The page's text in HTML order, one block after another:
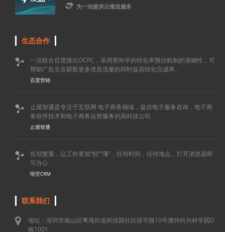
 为一洽提供云推送服务
生态合作

一洽联合百度推出OCPC，采用更科学的转化率预估机制的准确性，可
帮助广告主在获取更多优质流量的同时提高转化完成率。
百度营销

止观智通是专注于互联网 电子商务领域，提供电子服务咨询，电子商
务软件技术和电子商务运营服务的高科技公司
止观智通

告别繁重，让工作更加“轻”“薄”，任何时间，任何地点，打开浏览器即
可办公
悟空CRM
联系我们
地址：深圳市南山区粤海街道科技园社区琼宇路10号澳特科兴科学园D
栋1001